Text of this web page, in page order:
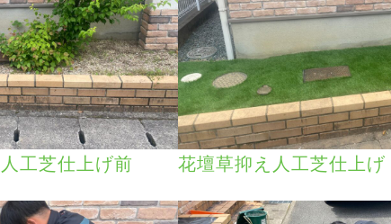
工芝仕上げ前 花壇草抑え人工芝仕上げ